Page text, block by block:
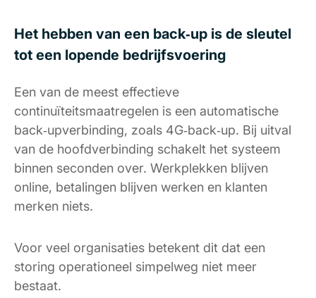
Het hebben van een back‑up is de sleutel
tot een lopende bedrijfsvoering
Een van de meest effectieve
continuïteitsmaatregelen is een automatische
back‑upverbinding, zoals 4G‑back‑up. Bij uitval
van de hoofdverbinding schakelt het systeem
binnen seconden over. Werkplekken blijven
online, betalingen blijven werken en klanten
merken niets.
Voor veel organisaties betekent dit dat een
storing operationeel simpelweg niet meer
bestaat.